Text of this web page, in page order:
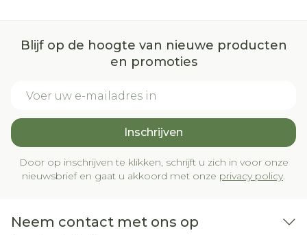
Blijf op de hoogte van nieuwe producten
en promoties
Inschrijven
Door op inschrijven te klikken, schrijft u zich in voor onze
nieuwsbrief en gaat u akkoord met onze privacy policy.
Neem contact met ons op